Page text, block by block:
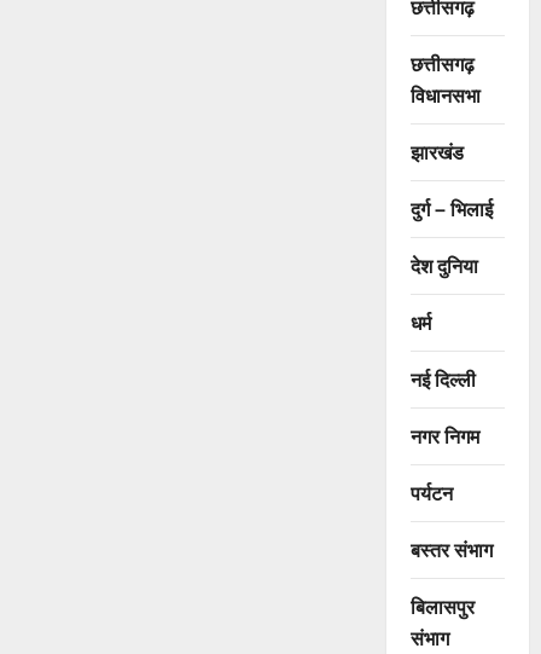
छत्तीसगढ़
छत्तीसगढ़
विधानसभा
झारखंड
दुर्ग – भिलाई
देश दुनिया
धर्म
नई दिल्ली
नगर निगम
पर्यटन
बस्तर संभाग
बिलासपुर
संभाग